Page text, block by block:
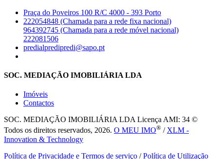
Praça do Poveiros 100 R/C 4000 - 393 Porto
222054848 (Chamada para a rede fixa nacional)
964392745 (Chamada para a rede móvel nacional)
222081506
predialpredipredi@sapo.pt
SOC. MEDIAÇÃO IMOBILIÁRIA LDA
Imóveis
Contactos
SOC. MEDIAÇÃO IMOBILIÁRIA LDA Licença AMI: 34 ©
Todos os direitos reservados, 2026. O MEU IMO® /XLM -
Innovation & Technology
Política de Privacidade e Termos de serviço /Política de Utilização